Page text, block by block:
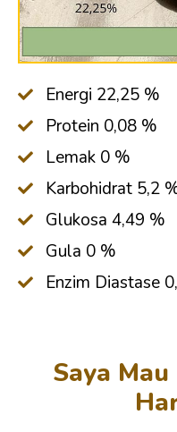
Energi 22,25 %
Protein 0,08 %
Lemak 0 %
Karbohidrat 5,2
Glukosa 4,49 %
Gula 0 %
Enzim Diastase
Saya